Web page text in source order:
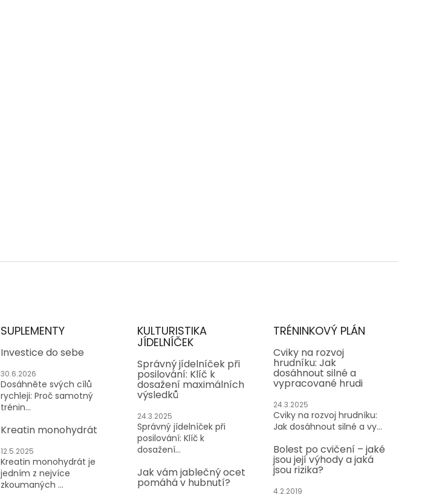
SUPLEMENTY
Investice do sebe
30.6.2026
Dosáhněte svých cílů
rychleji: Proč samotný
trénin...
Kreatin monohydrát
12.5.2025
Kreatin monohydrát je
jedním z nejvíce
zkoumaných ...
KULTURISTIKA
JÍDELNÍČEK
Správný jídelníček při
posilování: Klíč k
dosažení maximálních
výsledků
24.3.2025
Správný jídelníček při
posilování: Klíč k
dosažení...
Jak vám jablečný ocet
pomáhá v hubnutí?
TRÉNINKOVÝ PLÁN
Cviky na rozvoj
hrudníku: Jak
dosáhnout silné a
vypracované hrudi
24.3.2025
Cviky na rozvoj hrudníku:
Jak dosáhnout silné a vy...
Bolest po cvičení – jaké
jsou její výhody a jaká
jsou rizika?
4.2.2019